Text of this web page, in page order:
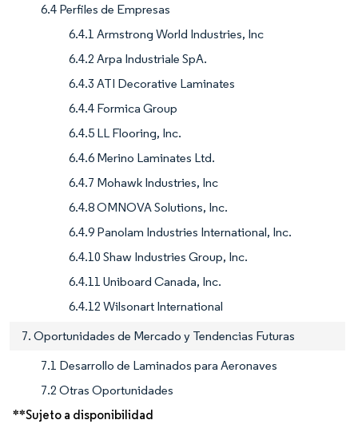
6.4 Perfiles de Empresas
6.4.1 Armstrong World Industries, Inc
6.4.2 Arpa Industriale SpA.
6.4.3 ATI Decorative Laminates
6.4.4 Formica Group
6.4.5 LL Flooring, Inc.
6.4.6 Merino Laminates Ltd.
6.4.7 Mohawk Industries, Inc
6.4.8 OMNOVA Solutions, Inc.
6.4.9 Panolam Industries International, Inc.
6.4.10 Shaw Industries Group, Inc.
6.4.11 Uniboard Canada, Inc.
6.4.12 Wilsonart International
7. Oportunidades de Mercado y Tendencias Futuras
7.1 Desarrollo de Laminados para Aeronaves
7.2 Otras Oportunidades
**Sujeto a disponibilidad